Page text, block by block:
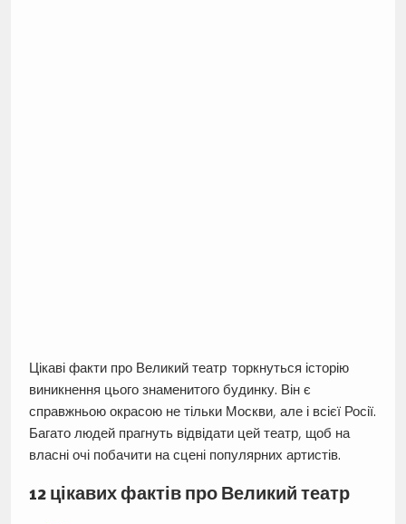
Цікаві факти про Великий театр торкнуться історію
виникнення цього знаменитого будинку. Він є
справжньою окрасою не тільки Москви, але і всієї Росії.
Багато людей прагнуть відвідати цей театр, щоб на
власні очі побачити на сцені популярних артистів.
12 цікавих фактів про Великий театр